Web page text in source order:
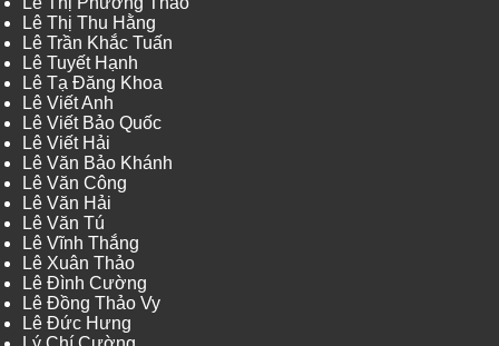
Lê Thị Thu Hằng
Lê Trần Khắc Tuấn
Lê Tuyết Hạnh
Lê Tạ Đăng Khoa
Lê Viết Anh
Lê Viết Bảo Quốc
Lê Viết Hải
Lê Văn Bảo Khánh
Lê Văn Công
Lê Văn Hải
Lê Văn Tú
Lê Vĩnh Thắng
Lê Xuân Thảo
Lê Đình Cường
Lê Đồng Thảo Vy
Lê Đức Hưng